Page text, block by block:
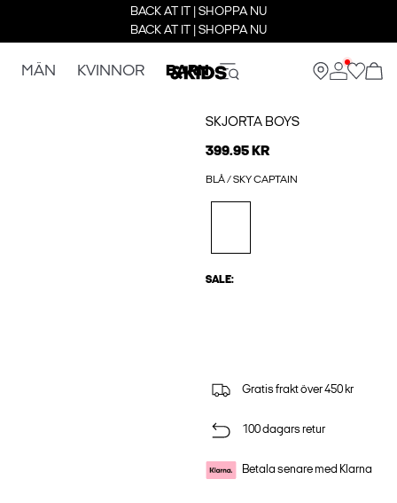
BACK AT IT | SHOPPA NU
BACK AT IT | SHOPPA NU
MÄN KVINNOR BARN
SKJORTA BOYS
399.95 KR
BLÅ / SKY CAPTAIN
SALE:
Gratis frakt över 450 kr
100 dagars retur
Betala senare med Klarna